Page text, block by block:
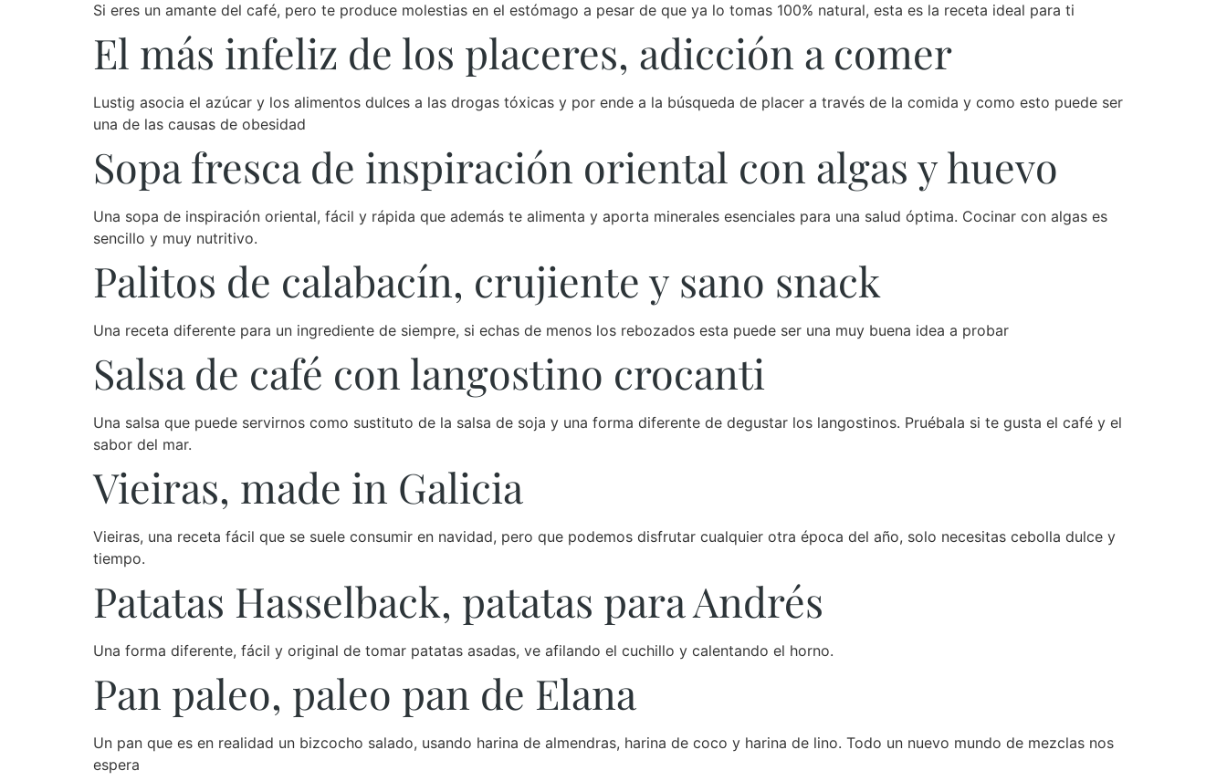
Si eres un amante del café, pero te produce molestias en el estómago a pesar de que ya lo tomas 100% natural, esta es la receta ideal para ti
El más infeliz de los placeres, adicción a comer
Lustig asocia el azúcar y los alimentos dulces a las drogas tóxicas y por ende a la búsqueda de placer a través de la comida y como esto puede ser
una de las causas de obesidad
Sopa fresca de inspiración oriental con algas y huevo
Una sopa de inspiración oriental, fácil y rápida que además te alimenta y aporta minerales esenciales para una salud óptima. Cocinar con algas es
sencillo y muy nutritivo.
Palitos de calabacín, crujiente y sano snack
Una receta diferente para un ingrediente de siempre, si echas de menos los rebozados esta puede ser una muy buena idea a probar
Salsa de café con langostino crocanti
Una salsa que puede servirnos como sustituto de la salsa de soja y una forma diferente de degustar los langostinos. Pruébala si te gusta el café y el
sabor del mar.
Vieiras, made in Galicia
Vieiras, una receta fácil que se suele consumir en navidad, pero que podemos disfrutar cualquier otra época del año, solo necesitas cebolla dulce y
tiempo.
Patatas Hasselback, patatas para Andrés
Una forma diferente, fácil y original de tomar patatas asadas, ve afilando el cuchillo y calentando el horno.
Pan paleo, paleo pan de Elana
Un pan que es en realidad un bizcocho salado, usando harina de almendras, harina de coco y harina de lino. Todo un nuevo mundo de mezclas nos
espera